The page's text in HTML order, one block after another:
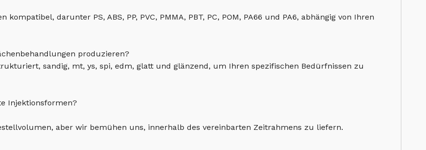
darunter PS, ABS, PP, PVC, PMMA, PBT, PC, POM, PA66 und PA6, abhängig von Ihren
produzieren?
sandig, mt, ys, spi, edm, glatt und glänzend, um Ihren spezifischen Bedürfnissen zu
Injektionsformen?
aber wir bemühen uns, innerhalb des vereinbarten Zeitrahmens zu liefern.